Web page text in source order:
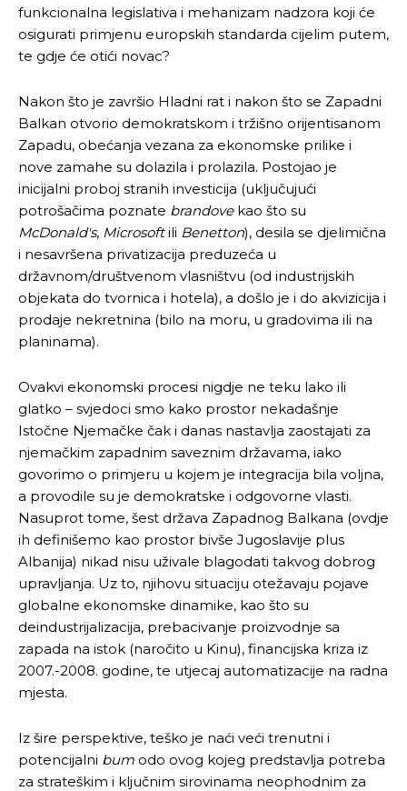
funkcionalna legislativa i mehanizam nadzora koji će
osigurati primjenu europskih standarda cijelim putem,
te gdje će otići novac?
Nakon što je završio Hladni rat i nakon što se Zapadni
Balkan otvorio demokratskom i tržišno orijentisanom
Zapadu, obećanja vezana za ekonomske prilike i
nove zamahe su dolazila i prolazila. Postojao je
inicijalni proboj stranih investicija (uključujući
potrošačima poznate brandovekao što su
McDonald's, Microsoftili Benetton), desila se djelimična
i nesavršena privatizacija preduzeća u
državnom/društvenom vlasništvu (od industrijskih
objekata do tvornica i hotela), a došlo je i do akvizicija i
prodaje nekretnina (bilo na moru, u gradovima ili na
planinama).
Ovakvi ekonomski procesi nigdje ne teku lako ili
glatko – svjedoci smo kako prostor nekadašnje
Istočne Njemačke čak i danas nastavlja zaostajati za
njemačkim zapadnim saveznim državama, iako
govorimo o primjeru u kojem je integracija bila voljna,
a provodile su je demokratske i odgovorne vlasti.
Nasuprot tome, šest država Zapadnog Balkana (ovdje
ih definišemo kao prostor bivše Jugoslavije plus
Albanija) nikad nisu uživale blagodati takvog dobrog
upravljanja. Uz to, njihovu situaciju otežavaju pojave
globalne ekonomske dinamike, kao što su
deindustrijalizacija, prebacivanje proizvodnje sa
zapada na istok (naročito u Kinu), financijska kriza iz
2007.-2008. godine, te utjecaj automatizacije na radna
mjesta.
Iz šire perspektive, teško je naći veći trenutni i
potencijalni bum odo ovog kojeg predstavlja potreba
za strateškim i ključnim sirovinama neophodnim za